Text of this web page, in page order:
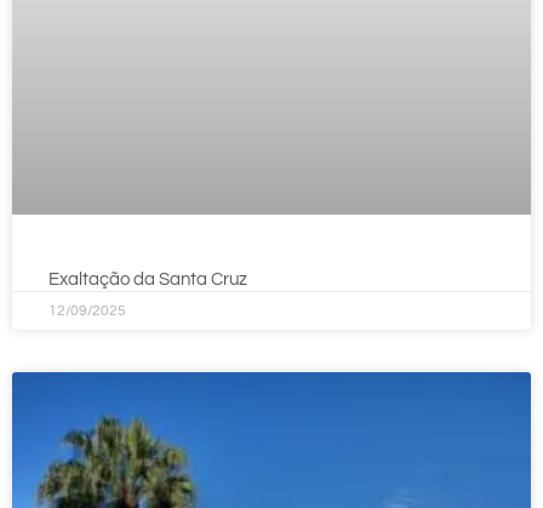
Exaltação da Santa Cruz
12/09/2025